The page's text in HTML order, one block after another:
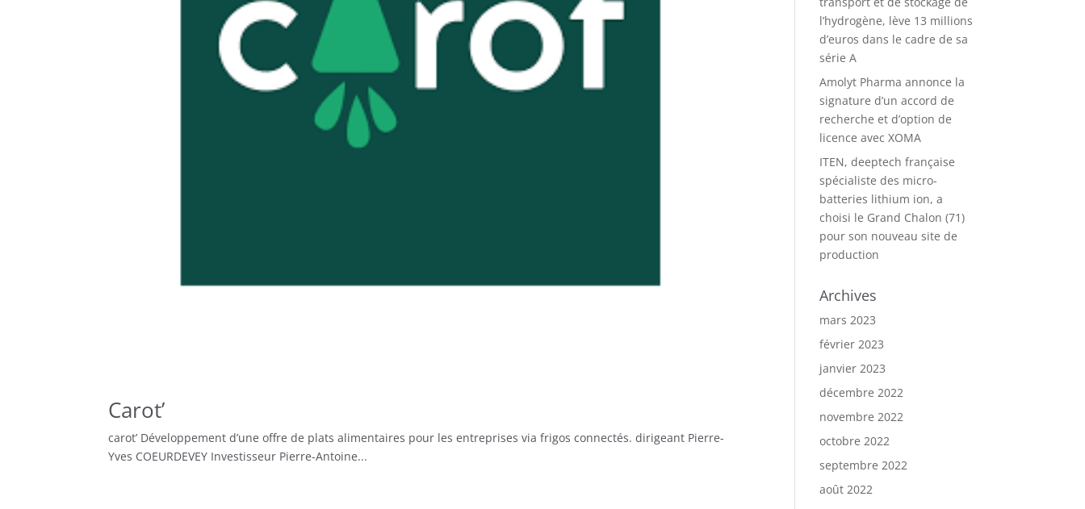
Carot’
carot’ Développement d’une offre de plats alimentaires pour les entreprises via frigos connectés. dirigeant Pierre-
Yves COEURDEVEY Investisseur Pierre-Antoine...
l’hydrogène, lève 13 millions
d’euros dans le cadre de sa
série A
Amolyt Pharma annonce la
signature d’un accord de
recherche et d’option de
licence avec XOMA
ITEN, deeptech française
spécialiste des micro-
batteries lithium ion, a
choisi le Grand Chalon (71)
pour son nouveau site de
production
Archives
mars 2023
février 2023
janvier 2023
décembre 2022
novembre 2022
octobre 2022
septembre 2022
août 2022